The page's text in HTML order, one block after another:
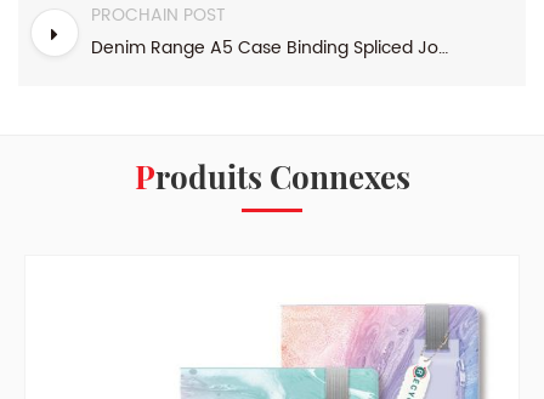
PROCHAIN POST
Denim Range A5 Case Binding Spliced ​​Journal
Produits Connexes